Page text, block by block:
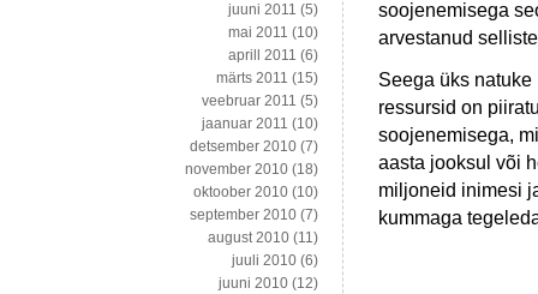
soojenemisega
arvestanud
Seega üks
ressursid on
soojenemisega,
aasta jooksul või
miljoneid inimesi
kummaga
juuni 2011 (5)
mai 2011 (10)
aprill 2011 (6)
märts 2011 (15)
veebruar 2011 (5)
jaanuar 2011 (10)
detsember 2010 (7)
november 2010 (18)
oktoober 2010 (10)
september 2010 (7)
august 2010 (11)
juuli 2010 (6)
juuni 2010 (12)